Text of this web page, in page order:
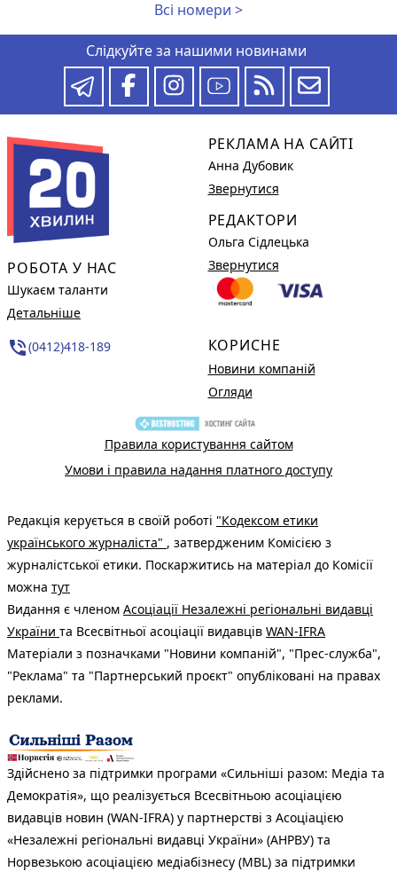
Всі номери >
Слідкуйте за нашими новинами
РОБОТА У НАС
Шукаєм таланти
Детальніше
phone_in_talk(0412)418-189
РЕКЛАМА НА САЙТІ
Анна Дубовик
Звернутися
РЕДАКТОРИ
Ольга Сідлецька
Звернутися
КОРИСНЕ
Новини компаній
Огляди
Правила користування сайтом
Умови і правила надання платного доступу
Редакція керується в своїй роботі "Кодексом етики
українського журналіста" , затвердженим Комісією з
журналістської етики. Поскаржитись на матеріал до Комісії
можна тут
Видання є членом Асоціації Незалежні регіональні видавці
України та Всесвітньої асоціації видавців WAN-IFRA
Матеріали з позначками "Новини компаній", "Прес-служба",
"Реклама" та "Партнерський проєкт" опубліковані на правах
реклами.
Здійснено за підтримки програми «Сильніші разом: Медіа та
Демократія», що реалізується Всесвітньою асоціацією
видавців новин (WAN-IFRA) у партнерстві з Асоціацією
«Незалежні регіональні видавці України» (АНРВУ) та
Норвезькою асоціацією медіабізнесу (MBL) за підтримки